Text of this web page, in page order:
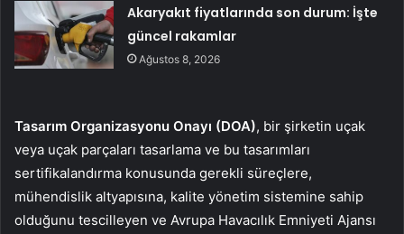
Akaryakıt fiyatlarında son durum: İşte
güncel rakamlar
Ağustos 8, 2026
Tasarım Organizasyonu Onayı (DOA), bir şirketin uçak
veya uçak parçaları tasarlama ve bu tasarımları
sertifikalandırma konusunda gerekli süreçlere,
mühendislik altyapısına, kalite yönetim sistemine sahip
olduğunu tescilleyen ve Avrupa Havacılık Emniyeti Ajansı